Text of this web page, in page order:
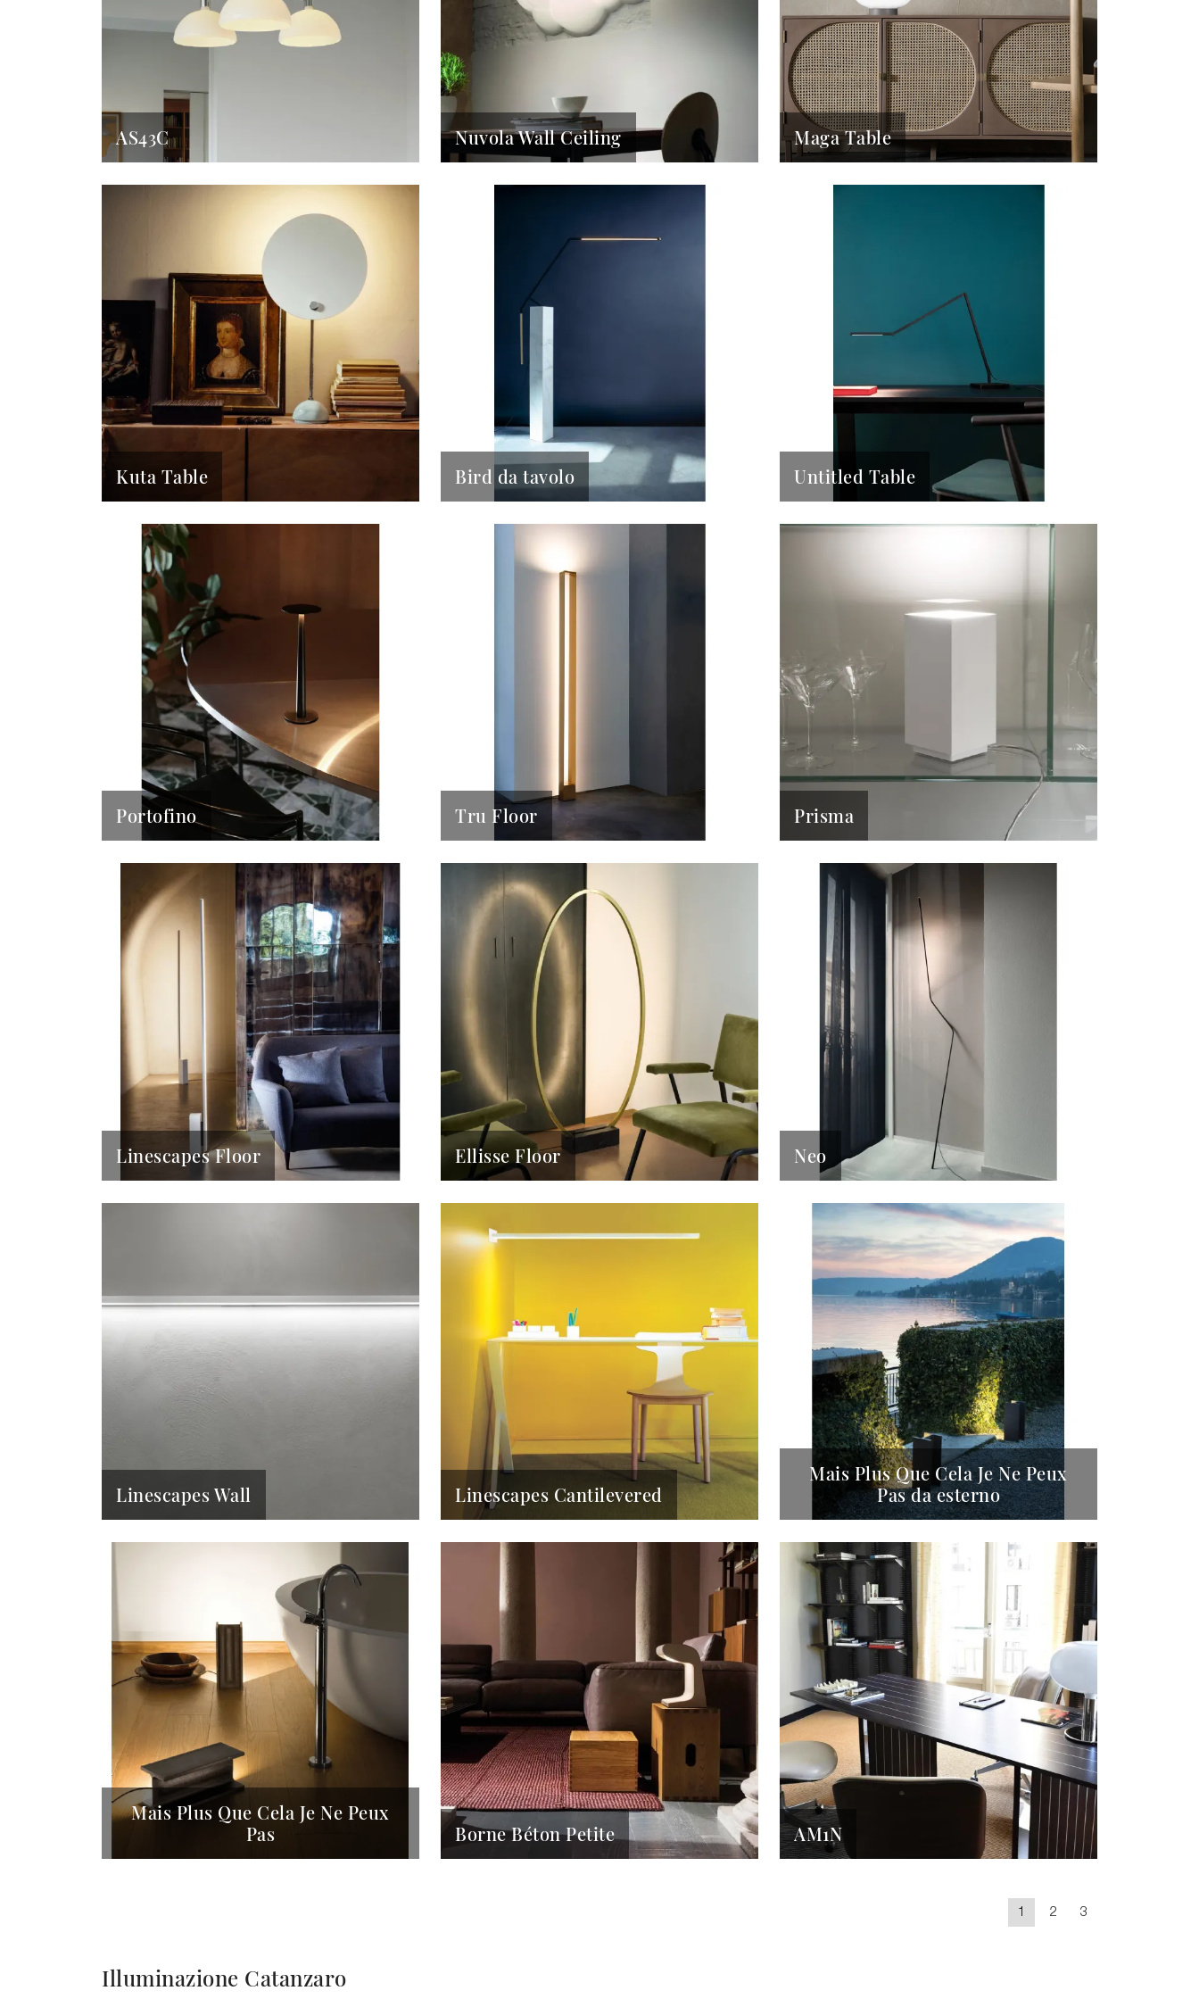
AS43C Nuvola Wall Ceiling Maga Table
Kuta Table Bird da tavolo Untitled Table
Portofino Tru Floor Prisma
Linescapes Floor Ellisse Floor Neo
Linescapes Wall Linescapes Cantilevered
Mais Plus Que Cela Je Ne Peux
Pas da esterno
Mais Plus Que Cela Je Ne Peux
Pas
Borne Béton Petite AM1N
1 2 3
Illuminazione Catanzaro